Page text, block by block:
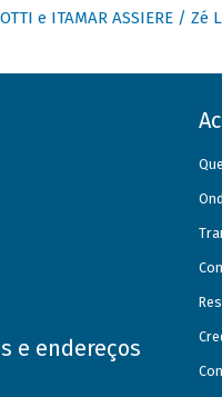
e ITAMAR ASSIERE /
e endereços